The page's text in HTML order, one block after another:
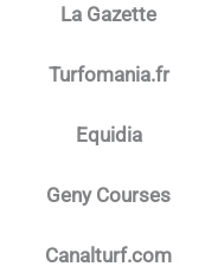
La Gazette
Turfomania.fr
Equidia
Geny Courses
Canalturf.com